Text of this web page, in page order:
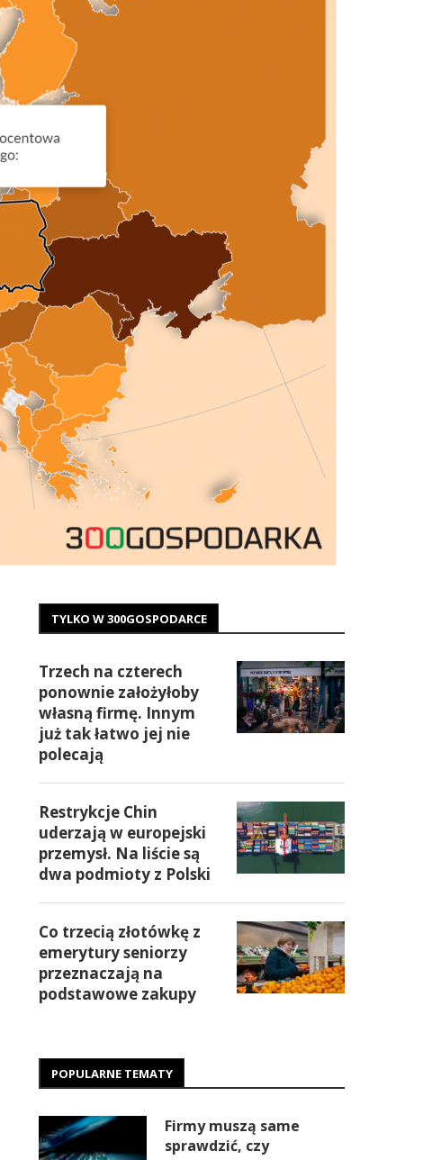
TYLKO W 300GOSPODARCE
Trzech na czterech
ponownie założyłoby
własną firmę. Innym
już tak łatwo jej nie
polecają
Restrykcje Chin
uderzają w europejski
przemysł. Na liście są
dwa podmioty z Polski
Co trzecią złotówkę z
emerytury seniorzy
przeznaczają na
podstawowe zakupy
POPULARNE TEMATY
Firmy muszą same
sprawdzić, czy